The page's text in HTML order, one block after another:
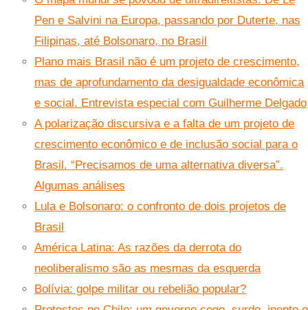
Pen e Salvini na Europa, passando por Duterte, nas
Filipinas, até Bolsonaro, no Brasil
Plano mais Brasil não é um projeto de crescimento,
mas de aprofundamento da desigualdade econômica
e social. Entrevista especial com Guilherme Delgado
A polarização discursiva e a falta de um projeto de
crescimento econômico e de inclusão social para o
Brasil. “Precisamos de uma alternativa diversa”.
Algumas análises
Lula e Bolsonaro: o confronto de dois projetos de
Brasil
América Latina: As razões da derrota do
neoliberalismo são as mesmas da esquerda
Bolívia: golpe militar ou rebelião popular?